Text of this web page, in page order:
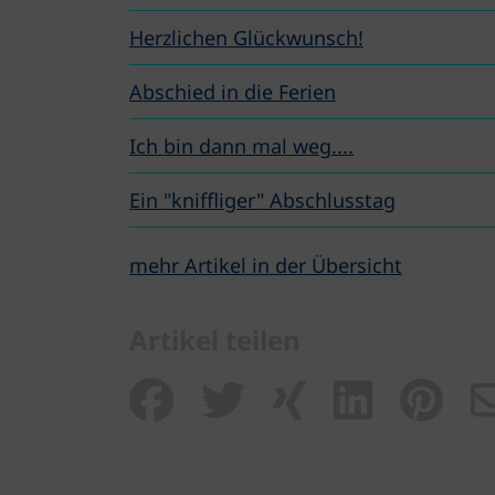
Herzlichen Glückwunsch!
Abschied in die Ferien
Ich bin dann mal weg....
Ein "kniffliger" Abschlusstag
mehr Artikel in der Übersicht